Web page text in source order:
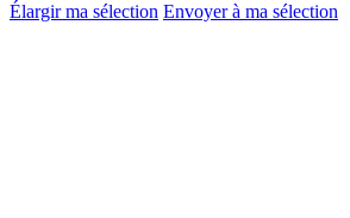
Élargir ma sélection Envoyer à ma sélection